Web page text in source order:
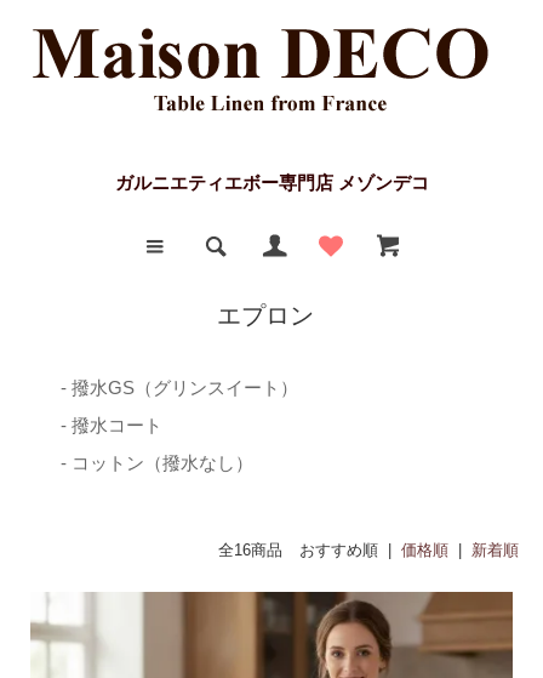
ガルニエティエボー専門店 メゾンデコ
エプロン
- 撥水GS（グリンスイート）
- 撥水コート
- コットン（撥水なし）
全16商品 おすすめ順 | 価格順 新着順